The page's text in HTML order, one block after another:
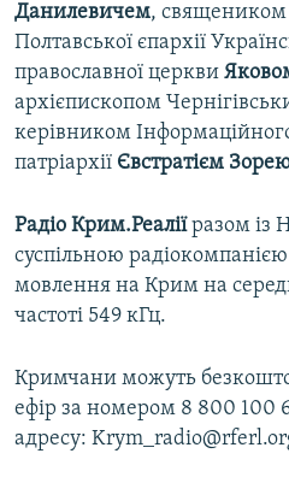
Данилевичем, священиком
Полтавської єпархії
православної церкви
архієпископом
керівником
патріархії Євстратієм
Радіо Крим.Реаліїразом із
суспільною
мовлення на Крим на
частоті 549 кГц.
Кримчани можуть
ефір за номером 8 800 100
адресу: